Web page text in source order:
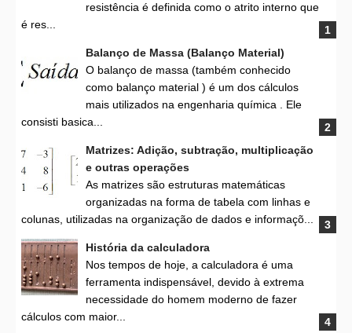
resistência é definida como o atrito interno que
é res...
Balanço de Massa (Balanço Material)
O balanço de massa (também conhecido
como balanço material ) é um dos cálculos
mais utilizados na engenharia química . Ele
consisti basica...
Matrizes: Adição, subtração, multiplicação
e outras operações
As matrizes são estruturas matemáticas
organizadas na forma de tabela com linhas e
colunas, utilizadas na organização de dados e informaçõ...
História da calculadora
Nos tempos de hoje, a calculadora é uma
ferramenta indispensável, devido à extrema
necessidade do homem moderno de fazer
cálculos com maior...